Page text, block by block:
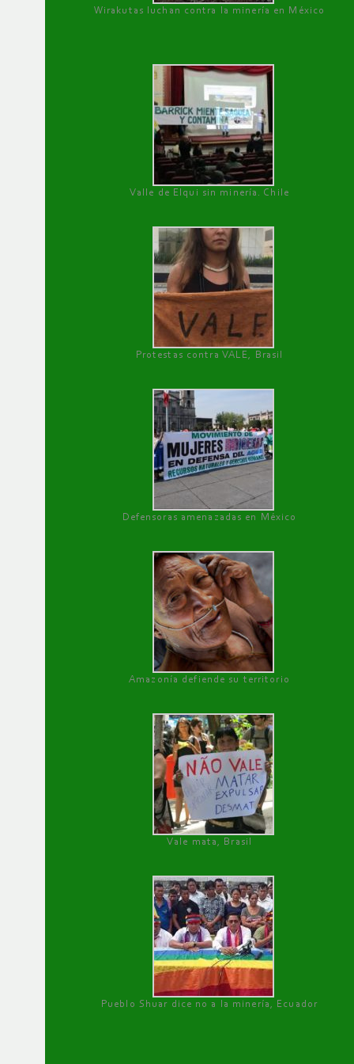
Wirakutas luchan contra la minería en México
Valle de Elqui sin minería. Chile
Protestas contra VALE, Brasil
Defensoras amenazadas en México
Amazonía defiende su territorio
Vale mata, Brasil
Pueblo Shuar dice no a la minería, Ecuador